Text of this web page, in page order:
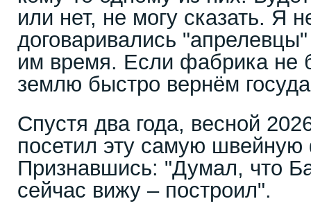
или нет, не могу сказать. Я
договаривались
им время. Если фабрика не
землю быстро вернём
Спустя два года, весной
посетил эту самую швейную
Признавшись: "Думал, что
сейчас вижу – построил".